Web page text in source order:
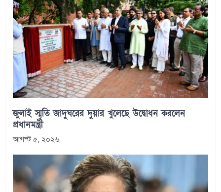
জুলাই স্মৃতি জাদুঘরের দুয়ার খুলেছে উদ্বোধন করলেন
প্রধানমন্ত্রী
আগস্ট ৫, ২০২৬